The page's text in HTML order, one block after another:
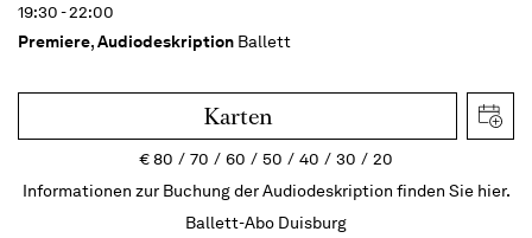
19:30 - 22:00
Premiere,Audiodeskription Ballett
Karten
€80 70 60 50 40 30
20
Informationen zur Buchung der Audiodeskription finden Sie hier.
Ballett-Abo Duisburg